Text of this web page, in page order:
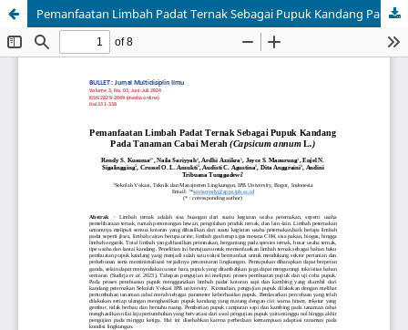
Pemanfaatan Limbah Padat Ternak Sebagai Pupuk Kandang Pada Tanaman Cabai Merah (Capsicum annum L.)